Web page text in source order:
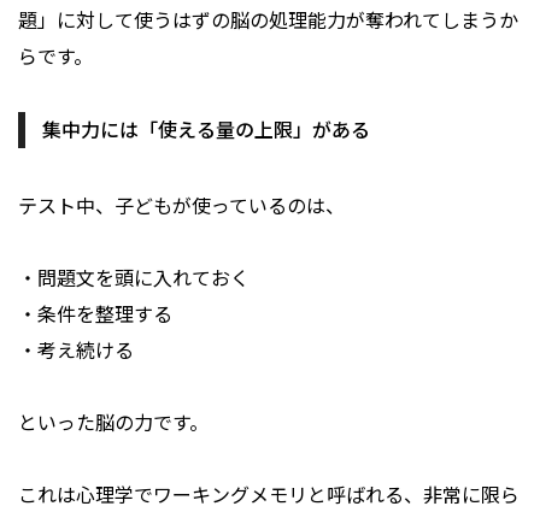
題」に対して使うはずの脳の処理能力が奪われてしまうか
らです。
集中力には「使える量の上限」がある
テスト中、子どもが使っているのは、
・問題文を頭に入れておく
・条件を整理する
・考え続ける
といった脳の力です。
これは心理学でワーキングメモリと呼ばれる、非常に限ら